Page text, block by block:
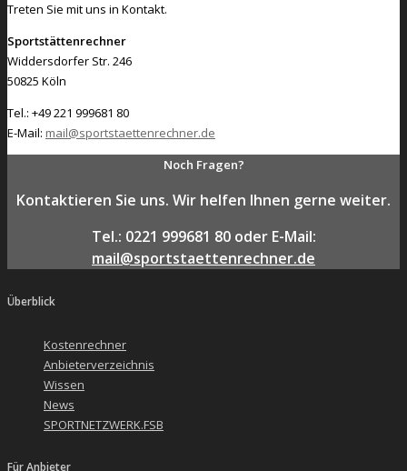
Treten Sie mit uns in Kontakt.
Sportstättenrechner
Widdersdorfer Str. 246
50825 Köln
Tel.: +49 221 999681 80
E-Mail: mail@sportstaettenrechner.de
Noch Fragen?
Kontaktieren Sie uns. Wir helfen Ihnen gerne weiter.
Tel.: 0221 999681 80 oder E-Mail:
mail@sportstaettenrechner.de
Überblick
Kostenrechner
Anbieterverzeichnis
Wissen
News
SPORTNETZWERK.FSB
Für Anbieter